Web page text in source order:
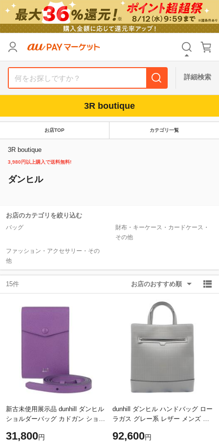
詳細検索
3R boutique
お店TOP カテゴリ一覧
3R boutique
3,980円以上購入で送料無料!
ダンヒル
お店のカテゴリを絞り込む
バッグ
財布・キーケース・カードケース・
その他
ファッション・アクセサリー・その
他
15件 お店のおすすめ順
新古未使用展示品 dunhill ダンヒル
ショルダーバッグ カドガン ショル
ー ユニセックス ミニバッグ ク
31,800円
dunhill ダンヒル ハンドバッグ ロー
ラガス グレー系 レザー メンズ ト
物保証】
92,600円
支払い方法
サンキュー配送対象
キーワード
リセット
支払い方法
サンキュー配送対象
キーワード